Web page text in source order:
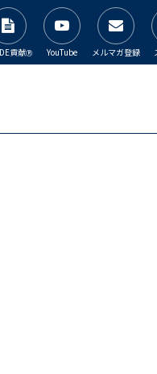
貢献Ⓡ YouTube メルマガ登録